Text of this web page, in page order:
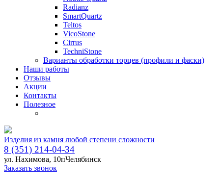
Radianz
SmartQuartz
Teltos
VicoStone
Cirrus
TechniStone
Варианты обработки торцев (профили и фаски)
Наши работы
Отзывы
Акции
Контакты
Полезное
Изделия из камня любой степени сложности
8 (351) 214-04-34
ул. Нахимова, 10пЧелябинск
Заказать звонок